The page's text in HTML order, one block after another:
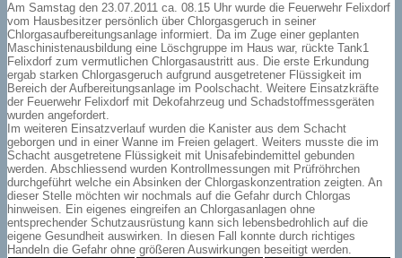
Am Samstag den 23.07.2011 ca. 08.15 Uhr wurde die Feuerwehr Felixdorf
vom Hausbesitzer persönlich über Chlorgasgeruch in seiner
Chlorgasaufbereitungsanlage informiert. Da im Zuge einer geplanten
Maschinistenausbildung eine Löschgruppe im Haus war, rückte Tank1
Felixdorf zum vermutlichen Chlorgasaustritt aus. Die erste Erkundung
ergab starken Chlorgasgeruch aufgrund ausgetretener Flüssigkeit im
Bereich der Aufbereitungsanlage im Poolschacht. Weitere Einsatzkräfte
der Feuerwehr Felixdorf mit Dekofahrzeug und Schadstoffmessgeräten
wurden angefordert.
Im weiteren Einsatzverlauf wurden die Kanister aus dem Schacht
geborgen und in einer Wanne im Freien gelagert. Weiters musste die im
Schacht ausgetretene Flüssigkeit mit Unisafebindemittel gebunden
werden. Abschliessend wurden Kontrollmessungen mit Prüfröhrchen
durchgeführt welche ein Absinken der Chlorgaskonzentration zeigten. An
dieser Stelle möchten wir nochmals auf die Gefahr durch Chlorgas
hinweisen. Ein eigenes eingreifen an Chlorgasanlagen ohne
entsprechender Schutzausrüstung kann sich lebensbedrohlich auf die
eigene Gesundheit auswirken. In diesen Fall konnte durch richtiges
Handeln die Gefahr ohne größeren Auswirkungen beseitigt werden.